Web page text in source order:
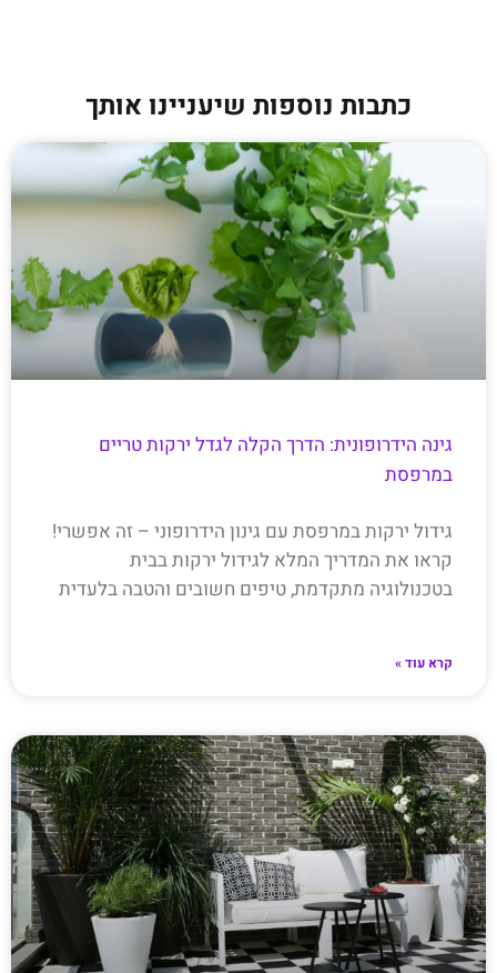
כתבות נוספות שיעניינו אותך
גינה הידרופונית: הדרך הקלה לגדל ירקות טריים
במרפסת
גידול ירקות במרפסת עם גינון הידרופוני – זה אפשרי!
קראו את המדריך המלא לגידול ירקות בבית
בטכנולוגיה מתקדמת, טיפים חשובים והטבה בלעדית
קרא עוד »